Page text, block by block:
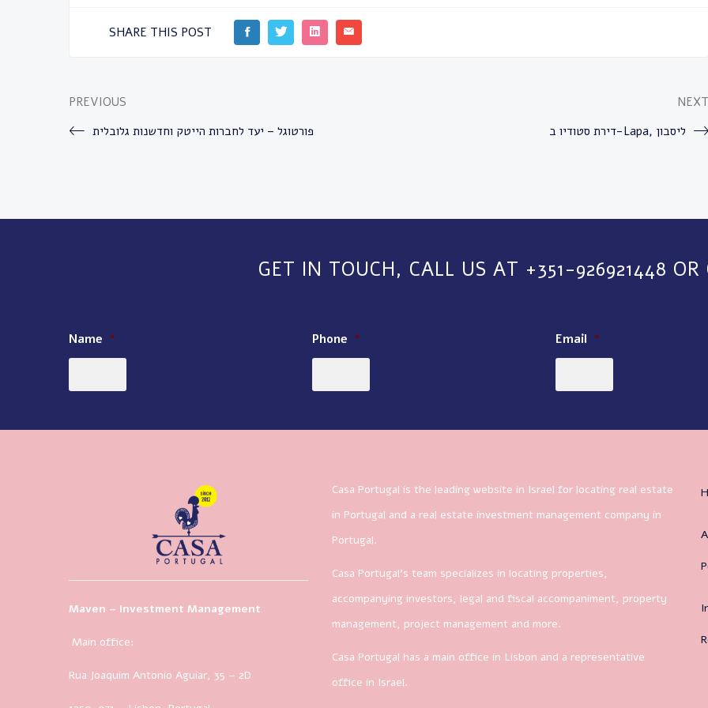
SHARE THIS POST
PREVIOUS
פורטוגל – יעד לחברות הייטק וחדשנות גלובלית
NEXT
דירת סטודיו ב-Lapa, ליסבון
GET IN TOUCH, CALL US AT +351-926921448 OR
Name * Phone * Email *
Maven – Investment Management
Main office:
Rua Joaquim Antonio Aguiar, 35 – 2D
Casa Portugal is the leading website in Israel for locating real estate
in Portugal and a real estate investment management company in
Portugal.
Casa Portugal’s team specializes in locating properties,
accompanying investors, legal and fiscal accompaniment, property
management, project management and more.
Casa Portugal has a main office in Lisbon and a representative
office in Israel.